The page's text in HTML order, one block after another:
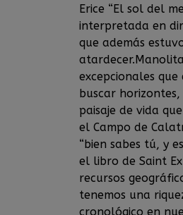
Erice “El sol del
interpretada en
que además
excepcionales
buscar
paisaje de vida
el Campo de
“bien sabes tú, y
el libro de Saint
recursos
tenemos una
cronológico en